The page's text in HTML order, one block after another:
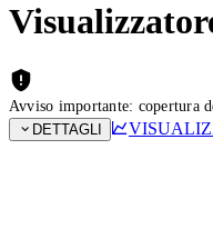
Avviso importante: copertura
DETTAGLI